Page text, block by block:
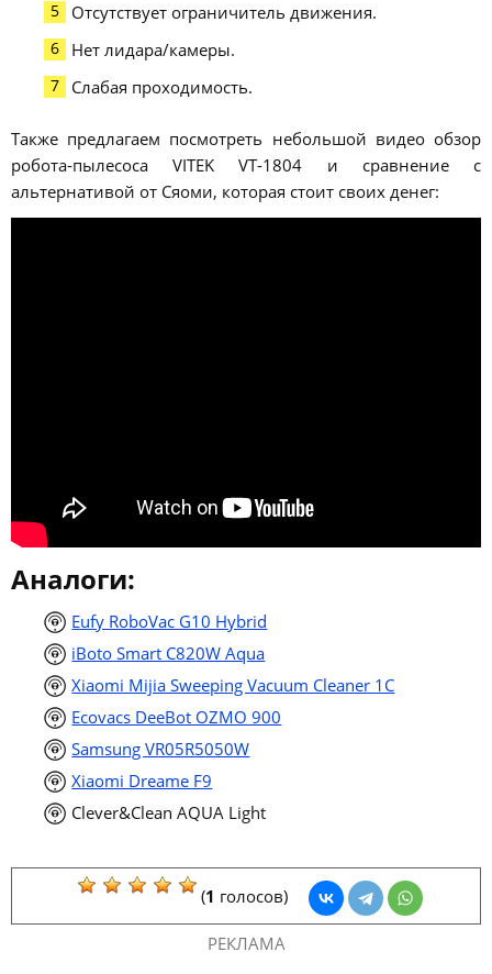
Отсутствует ограничитель движения.
Нет лидара/камеры.
Слабая проходимость.
Также предлагаем посмотреть небольшой видео обзор
робота-пылесоса VITEK VT-1804 и сравнение с
альтернативой от Сяоми, которая стоит своих денег:
Аналоги:
Eufy RoboVac G10 Hybrid
iBoto Smart C820W Aqua
Xiaomi Mijia Sweeping Vacuum Cleaner 1C
Ecovacs DeeBot OZMO 900
Samsung VR05R5050W
Xiaomi Dreame F9
Clever&Clean AQUA Light
(1 голосов)
РЕКЛАМА